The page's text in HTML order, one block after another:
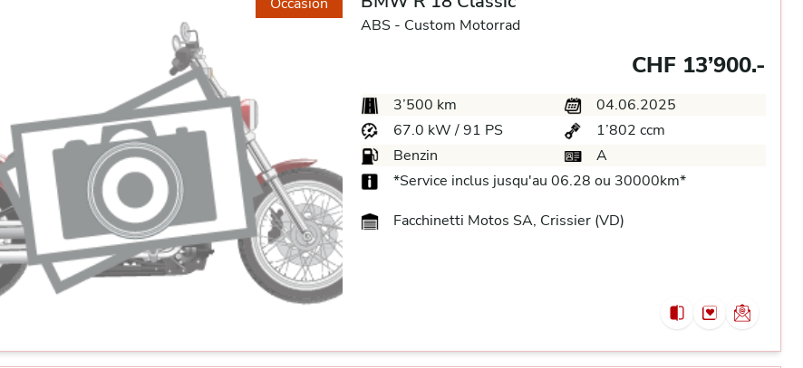
ABS - Custom Motorrad
CHF 13’900.-
3’500 km
04.06.2025
67.0 kW / 91 PS
1’802 ccm
Benzin
A
*Service inclus jusqu'au 06.28 ou 30000km*
Facchinetti Motos SA, Crissier (VD)